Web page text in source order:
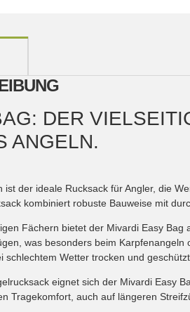
DER
ANGELN.
ist der ideale Rucksack für Angler, die
kombiniert robuste Bauweise mit
Fächern bietet der Mivardi Easy
was besonders beim
Wetter trocken und geschützt.
eignet sich der Mivardi Easy
Tragekomfort, auch auf längeren